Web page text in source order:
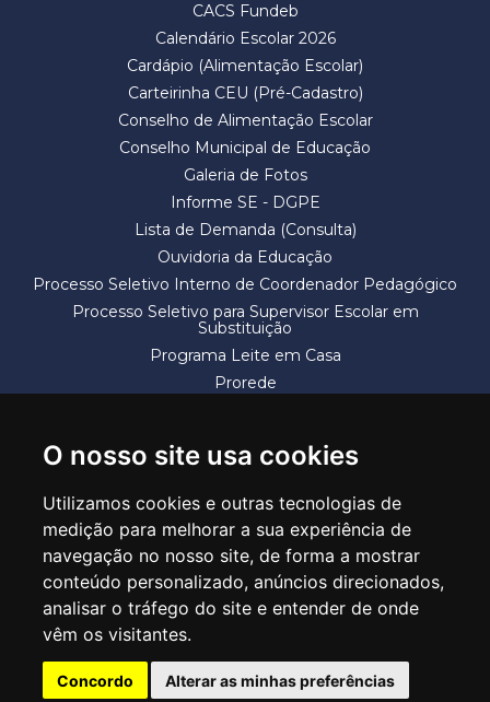
O nosso site usa cookies
Utilizamos cookies e outras tecnologias de
medição para melhorar a sua experiência de
navegação no nosso site, de forma a mostrar
conteúdo personalizado, anúncios direcionados,
analisar o tráfego do site e entender de onde
vêm os visitantes.
Concordo Alterar as minhas preferências
CACS Fundeb
Calendário Escolar 2026
Cardápio (Alimentação Escolar)
Carteirinha CEU (Pré-Cadastro)
Conselho de Alimentação Escolar
Conselho Municipal de Educação
Galeria de Fotos
Informe SE - DGPE
Lista de Demanda (Consulta)
Ouvidoria da Educação
Processo Seletivo Interno de Coordenador Pedagógico
Processo Seletivo para Supervisor Escolar em
Substituição
Programa Leite em Casa
Prorede
SECRETARIA DE EDUCAÇÃO
Rua Claudino Barbosa, 313 - Macedo - Guarulhos/SP CEP 07113-040
Central de Atendimento: *55 11 2475-7300